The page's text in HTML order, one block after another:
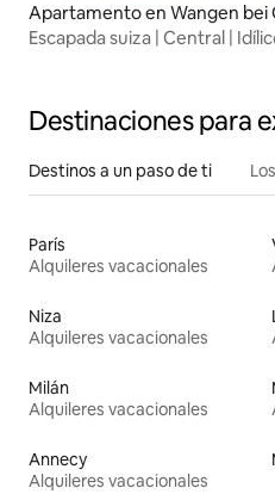
Apartamento en Wangen bei
Escapada suiza | Central |
Destinaciones para
Destinos a un paso de ti
París
Alquileres vacacionales
Niza
Alquileres vacacionales
Milán
Alquileres vacacionales
Annecy
Alquileres vacacionales